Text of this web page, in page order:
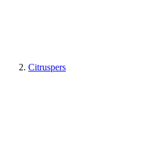
Citruspers